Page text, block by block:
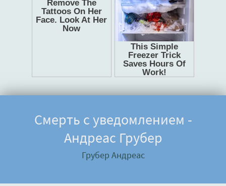
Смерть с уведомлением -
Андреас Грубер
Грубер Андреас